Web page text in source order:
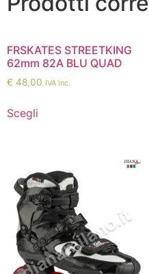
FRSKATES STREETKING
62mm 82A BLU QUAD
€ 48,00 IVA inc.
Scegli